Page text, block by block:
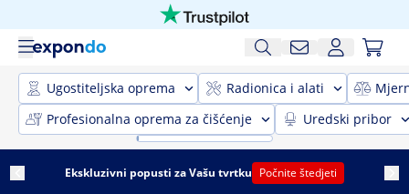
Ugostiteljska oprema Radionica i alati
Profesionalna oprema za čišćenje
Uredski pribor
Ekskluzivni popusti za Vašu tvrtku Počnite štedjeti